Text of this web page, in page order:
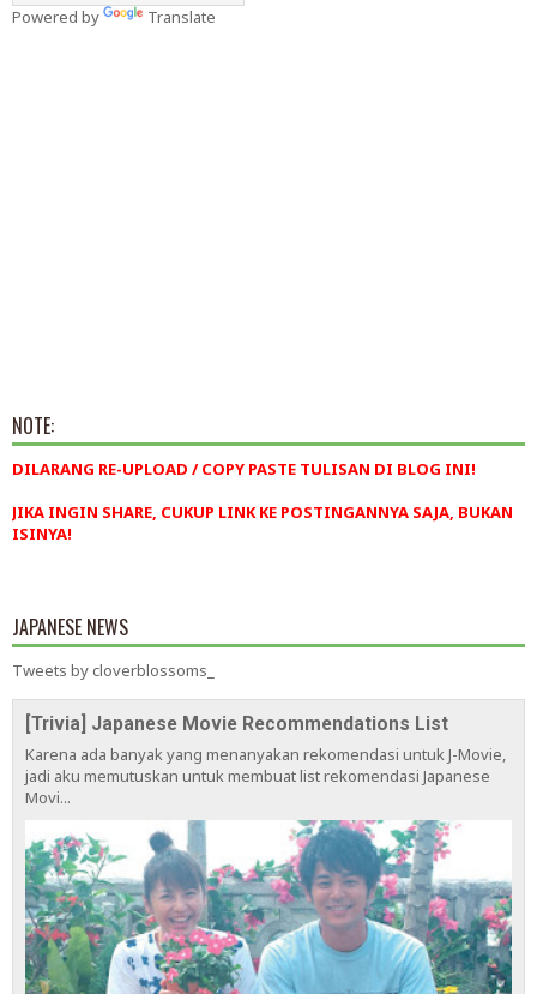
Powered by Translate
NOTE:
DILARANG RE-UPLOAD / COPY PASTE TULISAN DI BLOG INI!
JIKA INGIN SHARE, CUKUP LINK KE POSTINGANNYA SAJA, BUKAN
ISINYA!
JAPANESE NEWS
Tweets by cloverblossoms_
[Trivia] Japanese Movie Recommendations List
Karena ada banyak yang menanyakan rekomendasi untuk J-Movie,
jadi aku memutuskan untuk membuat list rekomendasi Japanese
Movi...